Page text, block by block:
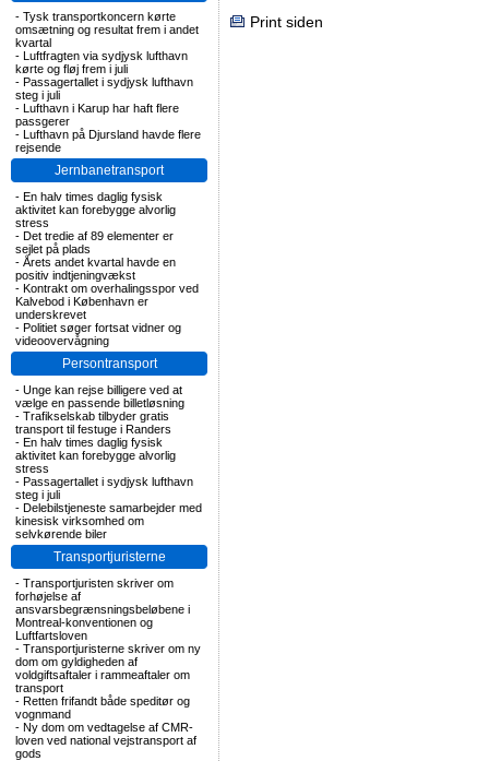
- Tysk transportkoncern kørte
omsætning og resultat frem i andet
kvartal
- Luftfragten via sydjysk lufthavn
kørte og fløj frem i juli
- Passagertallet i sydjysk lufthavn
steg i juli
- Lufthavn i Karup har haft flere
passgerer
- Lufthavn på Djursland havde flere
rejsende
Jernbanetransport
- En halv times daglig fysisk
aktivitet kan forebygge alvorlig
stress
- Det tredie af 89 elementer er
sejlet på plads
- Årets andet kvartal havde en
positiv indtjeningvækst
- Kontrakt om overhalingsspor ved
Kalvebod i København er
underskrevet
- Politiet søger fortsat vidner og
videoovervågning
Persontransport
- Unge kan rejse billigere ved at
vælge en passende billetløsning
- Trafikselskab tilbyder gratis
transport til festuge i Randers
- En halv times daglig fysisk
aktivitet kan forebygge alvorlig
stress
- Passagertallet i sydjysk lufthavn
steg i juli
- Delebilstjeneste samarbejder med
kinesisk virksomhed om
selvkørende biler
Transportjuristerne
- Transportjuristen skriver om
forhøjelse af
ansvarsbegrænsningsbeløbene i
Montreal-konventionen og
Luftfartsloven
- Transportjuristerne skriver om ny
dom om gyldigheden af
voldgiftsaftaler i rammeaftaler om
transport
- Retten frifandt både speditør og
vognmand
- Ny dom om vedtagelse af CMR-
loven ved national vejstransport af
gods
Print siden